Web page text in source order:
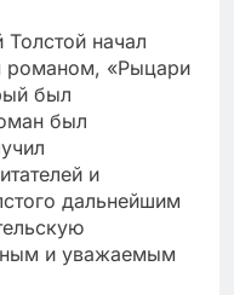
Толстой начал
романом, «Рыцари
был
был
и
дальнейшим
и уважаемым